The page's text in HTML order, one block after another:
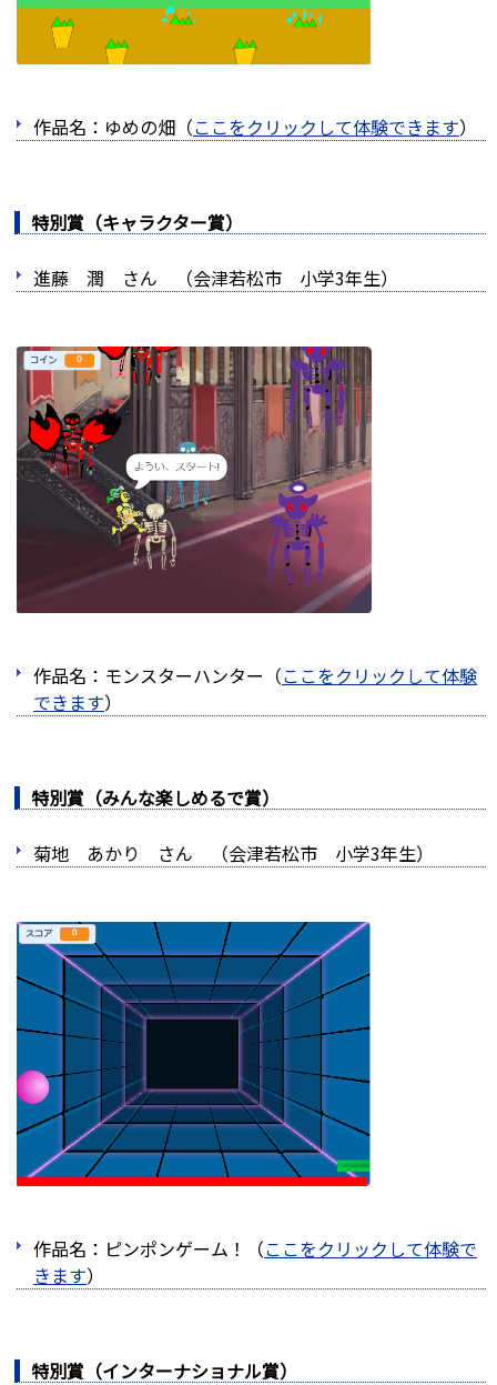
作品名：ゆめの畑（ここをクリックして体験できます）
特別賞（キャラクター賞）
進藤 潤 さん （会津若松市 小学3年生）
作品名：モンスターハンター（ここをクリックして体験
できます）
特別賞（みんな楽しめるで賞）
菊地 あかり さん （会津若松市 小学3年生）
作品名：ピンポンゲーム！（ここをクリックして体験で
きます）
特別賞（インターナショナル賞）